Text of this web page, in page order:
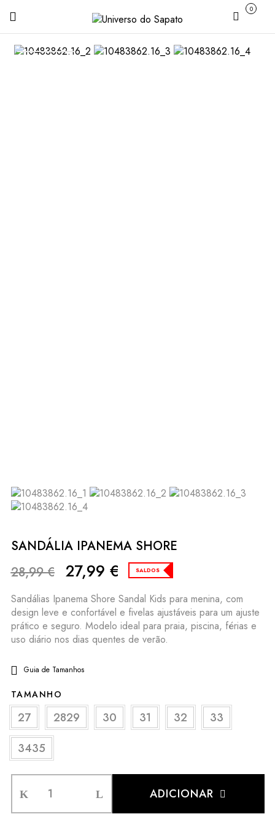
Carrinho
0
SANDÁLIA IPANEMA SHORE
28,99€ 27,99 € SALDOS
Sandálias Ipanema Shore Sandal Kids para menina, com
design leve e confortável e fivelas ajustáveis para um ajuste
prático e seguro. Modelo ideal para praia, piscina, férias e
uso diário nos dias quentes de verão.
Guia de Tamanhos
TAMANHO
27 2829 30 31 32
33
3435
ADICIONAR